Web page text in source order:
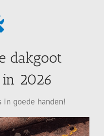
dakgoot
2026
goede handen!